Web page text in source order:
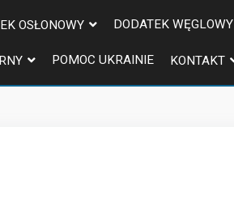
OSŁONOWY DODATEK WĘGLOWY
POMOC UKRAINIE KONTAKT